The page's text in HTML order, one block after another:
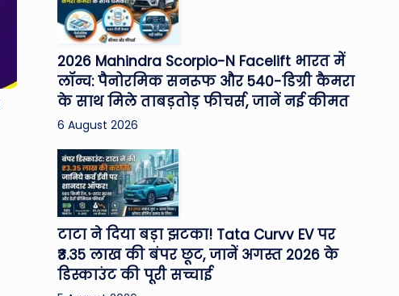
2026 Mahindra Scorpio-N Facelift भारत में
लॉन्च: पैनोरमिक सनरूफ और 540-डिग्री कैमरा
के साथ मिले ताबड़तोड़ फीचर्स, जानें नई कीमत
6 August 2026
टाटा ने दिया बड़ा झटका! Tata Curvv EV पर
₹3.35 लाख की बंपर छूट, जानें अगस्त 2026 के
डिस्काउंट की पूरी सच्चाई